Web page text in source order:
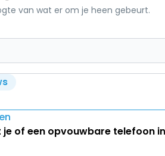
van wat er om je heen gebeurt.
je of een opvouwbare telefoon